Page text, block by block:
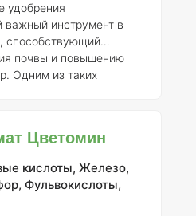
удобрения
важный инструмент в
способствующий
почвы и повышению
Одним из таких
и
удобрение, содержащее
гуминовые и
минералы, которые
Цветомин
кислоты, Железо,
Фульвокислоты,